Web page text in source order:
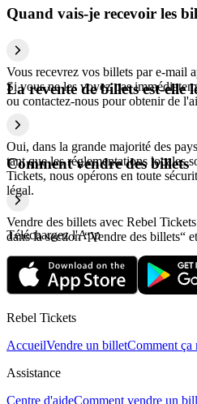
Quand vais-je recevoir les
Vous recevrez vos billets par e-mail
Si vous ne les voyez pas
ou contactez-nous pour obtenir de
La revente de billets est-elle
Oui, dans la grande majorité des
tant que les réglementations locales
Tickets, nous opérons en toute
légal.
Comment vendre des billets
Vendre des billets avec Rebel
dans la section “Vendre des billets“
Téléchargez l'App
Rebel Tickets
AccueilVendre un billetComment ça
Assistance
Centre d'aideComment vendre un